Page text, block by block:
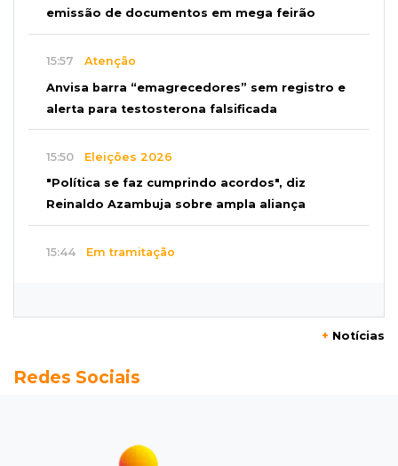
emissão de documentos em mega feirão
15:57 Atenção
Anvisa barra “emagrecedores” sem registro e
alerta para testosterona falsificada
15:50 Eleições 2026
"Política se faz cumprindo acordos", diz
Reinaldo Azambuja sobre ampla aliança
15:44 Em tramitação
Caminhão envolvido em acidente com 4
Pagará indenização
+ Notícias
Redes Sociais